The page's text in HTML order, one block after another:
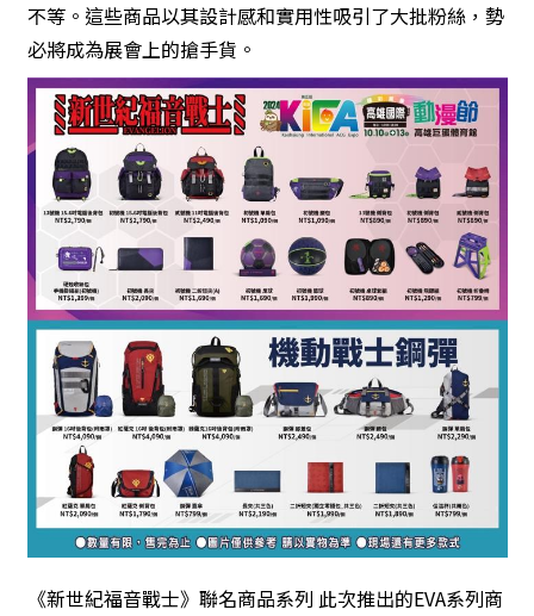
不等。這些商品以其設計感和實用性吸引了大批粉絲，勢
必將成為展會上的搶手貨。
《新世紀福音戰士》聯名商品系列 此次推出的EVA系列商